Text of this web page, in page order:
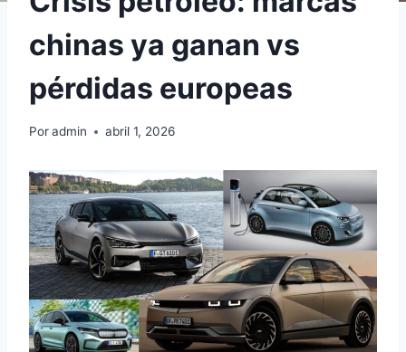
chinas ya ganan vs
pérdidas europeas
Poradmin abril 1, 2026